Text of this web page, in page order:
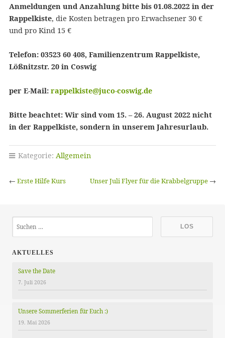
Anmeldungen und Anzahlung bitte bis 01.08.2022 in der
Rappelkiste, die Kosten betragen pro Erwachsener 30 €
und pro Kind 15 €
Telefon: 03523 60 408, Familienzentrum Rappelkiste,
Lößnitzstr. 20 in Coswig
per E-Mail: rappelkiste@juco-coswig.de
Bitte beachtet: Wir sind vom 15. – 26. August 2022 nicht
in der Rappelkiste, sondern in unserem Jahresurlaub.
Kategorie: Allgemein
← Erste Hilfe Kurs Unser Juli Flyer für die Krabbelgruppe →
AKTUELLES
Save the Date
7. Juli 2026
Unsere Sommerferien für Euch :)
19. Mai 2026